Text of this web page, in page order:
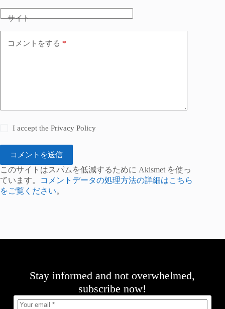
サイト
コメントをする *
I accept thePrivacy Policy
コメントを送信
このサイトはスパムを低減するために Akismet を使っ
ています。
コメントデータの処理方法の詳細はこちら
をご覧ください。
Stay informed and not overwhelmed,
subscribe now!